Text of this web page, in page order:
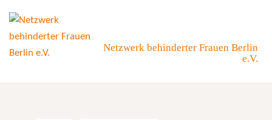
content
Netzwerk behinderter Frauen Berlin
e.V.